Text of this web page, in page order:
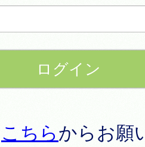
こちらからお願